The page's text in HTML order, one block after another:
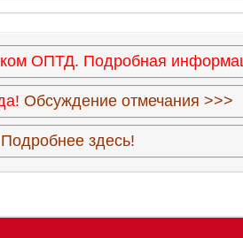
ОПТД. Подробная
Обсуждение отмечания >>>
Подробнее здесь!